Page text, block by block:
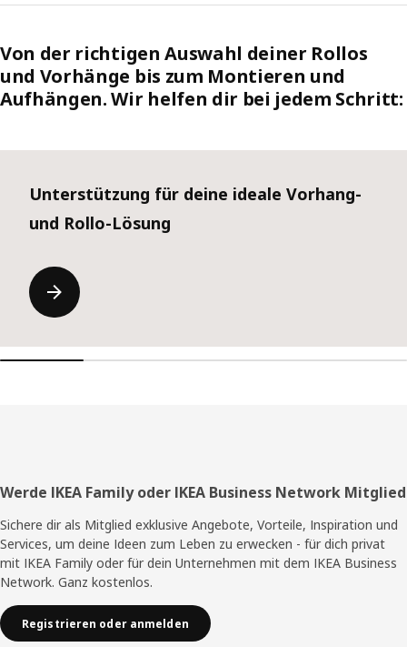
Von der richtigen Auswahl deiner Rollos
und Vorhänge bis zum Montieren und
Aufhängen. Wir helfen dir bei jedem Schritt:
Unterstützung für deine ideale Vorhang-
und Rollo-Lösung
Fußzeile
Werde IKEA Family oder IKEA Business Network Mitglied
Sichere dir als Mitglied exklusive Angebote, Vorteile, Inspiration und
Services, um deine Ideen zum Leben zu erwecken - für dich privat
mit IKEA Family oder für dein Unternehmen mit dem IKEA Business
Network. Ganz kostenlos.
Registrieren oder anmelden